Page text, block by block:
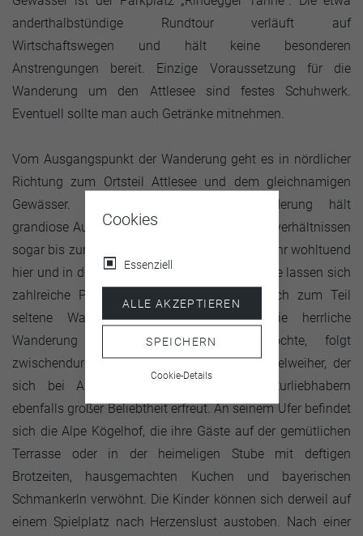
anderthalbstündige Rundtour verläuft auf
Wirtschaftswegen und hält keine besonderen
Anstrengungen bereit. Einzige Voraussetzung für die
Wanderung um den Attlesee sind festes Schuhwerk.
Eventuell sollte man auch Getränke mitnehmen.
Vom Ausgangspunkt der Wanderung geht es in nördlicher
Richtung zum Ortsteil Attlesee und dem gleichnamigen
Gewässer. Die familienfreundliche Wanderung hält
grandiose Ausblicke bereit, die bei guten Sichtverhältnissen
sogar bis zur
reichen. Die Luft ist sehr wohltuend
hier und in der schönen Natur rund um den See lassen sich
zahlreiche Pflanzen und Tiere, darunter auch zum Teil
seltene Wasservögel, entdecken. Wer die herrliche
Wanderung noch etwas erweitern möchte, folgt
zwischendurch der Ausschilderung zum Kögelweiher, der
sich bei Anglern, Badefreunden und Naturliebhabern
ebenfalls großer Beliebtheit erfreut. An seinem Ufer befindet
sich die Alpe Kögelhof, die ihre Gäste auf der gemütlichen
Terrasse oder in der heimeligen Stube mit deftigen
Brotzeiten, hausgemachten Kuchen und bayerischen
Schmankerln verwöhnt. Die Kinder können sich derweil auf
einem Spielplatz nach Herzenslust austoben. Nach einer
Cookies
Essenziell
ALLE AKZEPTIEREN
SPEICHERN
Cookie-Details